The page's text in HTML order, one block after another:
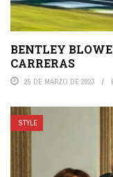
BENTLEY
CARRERAS
25 DE MARZO DE 2023
STYLE